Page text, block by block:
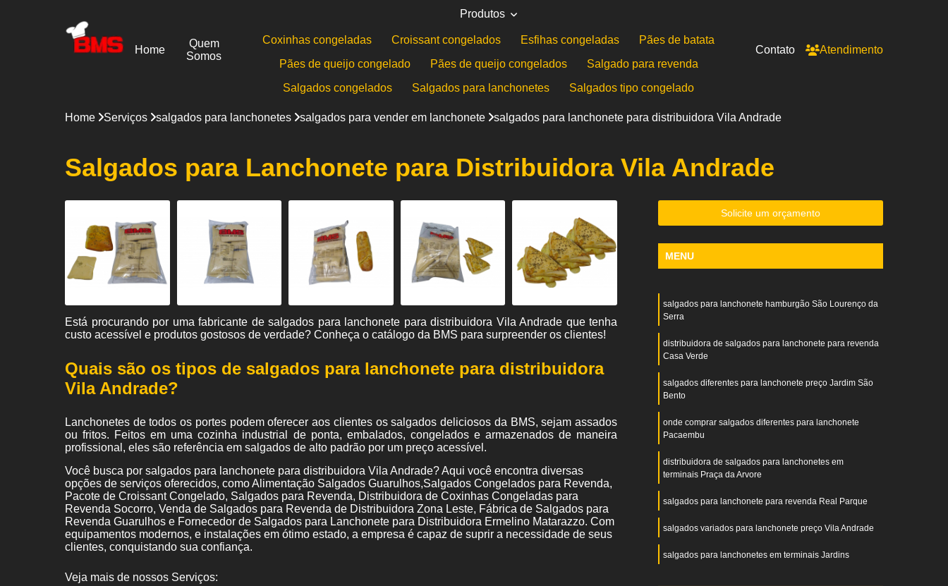
Home
Quem
Somos
Produtos
Coxinhas congeladas Croissant congelados Esfihas congeladas
Pães de batata
Pães de queijo congelado
Pães de queijo congelados
Salgado para revenda
Salgados congelados
Salgados para lanchonetes Salgados tipo congelado
Contato Atendimento
Home Serviços salgados para lanchonetes salgados para vender em lanchonete salgados para lanchonete para distribuidora Vila Andrade
Salgados para Lanchonete para Distribuidora Vila Andrade
Está procurando por uma fabricante de salgados para lanchonete para distribuidora Vila Andrade que tenha
custo acessível e produtos gostosos de verdade? Conheça o catálogo da BMS para surpreender os clientes!
Quais são os tipos de salgados para lanchonete para distribuidora
Vila Andrade?
Lanchonetes de todos os portes podem oferecer aos clientes os salgados deliciosos da BMS, sejam assados
ou fritos. Feitos em uma cozinha industrial de ponta, embalados, congelados e armazenados de maneira
profissional, eles são referência em salgados de alto padrão por um preço acessível.
Você busca por salgados para lanchonete para distribuidora Vila Andrade? Aqui você encontra diversas
opções de serviços oferecidos, como Alimentação Salgados Guarulhos,Salgados Congelados para Revenda,
Pacote de Croissant Congelado, Salgados para Revenda, Distribuidora de Coxinhas Congeladas para
Revenda Socorro, Venda de Salgados para Revenda de Distribuidora Zona Leste, Fábrica de Salgados para
Revenda Guarulhos e Fornecedor de Salgados para Lanchonete para Distribuidora Ermelino Matarazzo. Com
equipamentos modernos, e instalações em ótimo estado, a empresa é capaz de suprir a necessidade de seus
clientes, conquistando sua confiança.
Veja mais de nossos Serviços:
Solicite um orçamento
MENU
salgados para lanchonete hamburgão São Lourenço da
Serra
distribuidora de salgados para lanchonete para revenda
Casa Verde
salgados diferentes para lanchonete preço Jardim São
Bento
onde comprar salgados diferentes para lanchonete
Pacaembu
distribuidora de salgados para lanchonetes em
terminais Praça da Arvore
salgados para lanchonete para revenda Real Parque
salgados variados para lanchonete preço Vila Andrade
salgados para lanchonetes em terminais Jardins